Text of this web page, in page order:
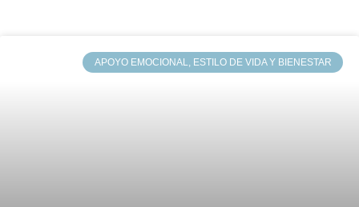
APOYO EMOCIONAL, ESTILO DE VIDA Y BIENESTAR